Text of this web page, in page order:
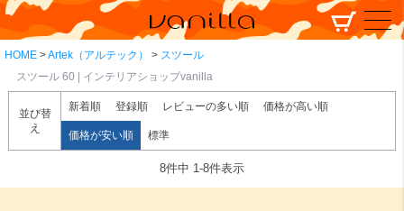
HOME Artek（アルテック）
スツール
スツール 60 | インテリアショップvanilla
並び替
え
新着順 登録順 レビューの多い順 価格が高い順
価格が安い順 標準
8件中 1-8件表示